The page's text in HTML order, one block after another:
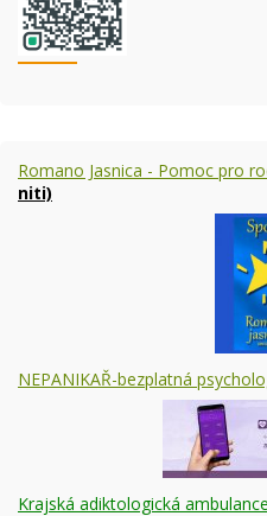
Romano Jasnica - Pomoc pro
niti)
NEPANIKAŘ-bezplatná
Krajská adiktologická